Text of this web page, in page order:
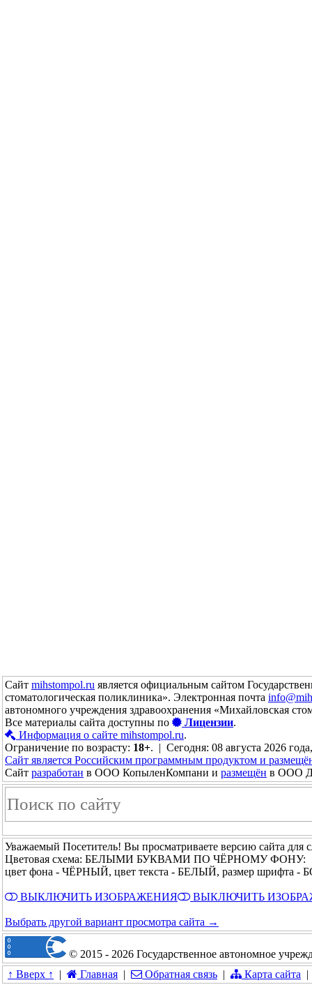
Сайт mihstompol.ru является официальным сайтом
стоматологическая поликлиника». Электронная почта
автономного учреждения здравоохранения «Михайловская
Все материалы сайта доступны по
Лицензии.
Информация о сайте mihstompol.ru.
Ограничение по возрасту: 18+. | Сегодня: 08 августа 2026
Сайт является Российским программным продуктом и
Сайт разработан в ООО КопыленКомпани и размещён в ООО
Уважаемый Посетитель! Вы просматриваете версию сайта для
Цветовая схема: БЕЛЫМИ БУКВАМИ ПО ЧЁРНОМУ ФОНУ:
цвет фона - ЧЁРНЫЙ, цвет текста - БЕЛЫЙ, размер шрифта
ВЫКЛЮЧИТЬ ИЗОБРАЖЕНИЯ ВЫКЛЮЧИТЬ
Выбрать другой вариант просмотра сайта →
© 2015 - 2026 Государственное автономное
↑ Вверх ↑
| Главная | Обратная связь | Карта сайта